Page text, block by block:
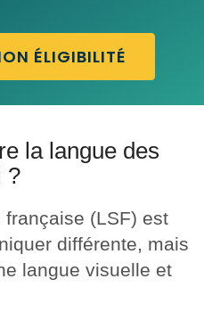
ÉLIGIBILITÉ
la langue des
?
(LSF) est
différente, mais
langue visuelle et